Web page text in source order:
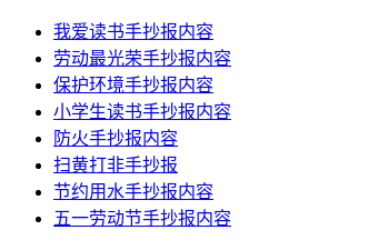
我爱读书手抄报内容
劳动最光荣手抄报内容
保护环境手抄报内容
小学生读书手抄报内容
防火手抄报内容
扫黄打非手抄报
节约用水手抄报内容
五一劳动节手抄报内容